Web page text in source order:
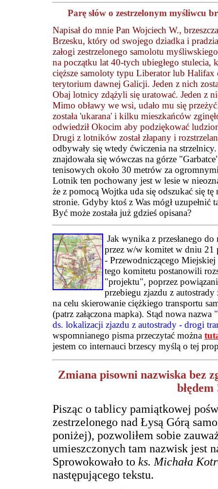
Parę słów o zestrzelonym myśliwcu
Napisał do mnie Pan Wojciech W.,
Brzesku, który od swojego dziadka i
załogi zestrzelonego samolotu
na początku lat 40-tych ubiegłego stulecia,
cięższe samoloty typu Liberator lub Halifax
terytorium dawnej Galicji. Jeden z nich
Obaj lotnicy zdążyli się uratować. Jeden z
Mimo obławy we wsi, udało mu się
została 'ukarana' i kilku mieszkańców
odwiedził Okocim aby podziękować
Drugi z lotników został złapany i
odbywały się wtedy ćwiczenia na
znajdowała się wówczas na górze
tenisowych około 30 metrów za
Lotnik ten pochowany jest w lesie w
że z pomocą Wojtka uda się odszukać się
stronie. Gdyby ktoś z Was mógł uzupełnić
Być może została już gdzieś opisana?
Jak wynika z przesłanego
przez w/w komitet w dniu 21
- Przewodniczącego
tego komitetu postanowili
"projektu", poprzez
przebiegu zjazdu z
na celu skierowanie ciężkiego transportu
(patrz załączona mapka). Stąd nowa nazwa
ds. lokalizacji zjazdu z autostrady - drogi
wspomnianego pisma przeczytać można
jestem co internauci brzescy myślą o tej
Zmiana pisowni nazwiska bez
błędem
Pisząc o tablicy pamiątkowej
zestrzelonego nad Łysą Górą
poniżej), pozwoliłem sobie
umieszczonych tam nazwisk jest
Sprowokowało to ks. Michała
następującego tekstu.